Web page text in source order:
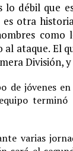
débil que
otra
ataque. El
División,
jóvenes
varias